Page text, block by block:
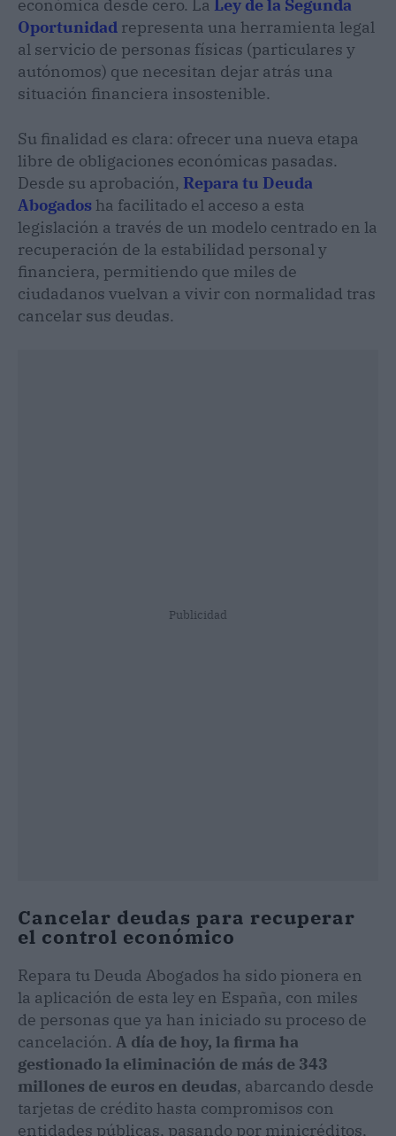
económica desde cero. La Ley de la Segunda
Oportunidad representa una herramienta legal
al servicio de personas físicas (particulares y
autónomos) que necesitan dejar atrás una
situación financiera insostenible.
Su finalidad es clara: ofrecer una nueva etapa
libre de obligaciones económicas pasadas.
Desde su aprobación, Repara tu Deuda
Abogados ha facilitado el acceso a esta
legislación a través de un modelo centrado en la
recuperación de la estabilidad personal y
financiera, permitiendo que miles de
ciudadanos vuelvan a vivir con normalidad tras
cancelar sus deudas.
Publicidad
Cancelar deudas para recuperar
el control económico
Repara tu Deuda Abogados ha sido pionera en
la aplicación de esta ley en España, con miles
de personas que ya han iniciado su proceso de
cancelación. A día de hoy, la firma ha
gestionado la eliminación de más de 343
millones de euros en deudas, abarcando desde
tarjetas de crédito hasta compromisos con
entidades públicas, pasando por minicréditos,